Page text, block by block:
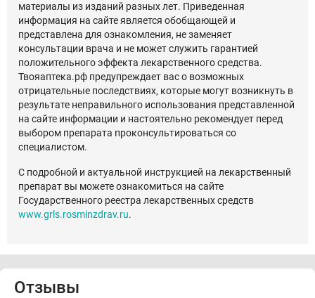
материалы из изданий разных лет. Приведенная
информация на сайте является обобщающей и
представлена для ознакомления, не заменяет
консультации врача и не может служить гарантией
положительного эффекта лекарственного средства.
Твояаптека.рф предупреждает вас о возможных
отрицательные последствиях, которые могут возникнуть в
результате неправильного использования представленной
на сайте информации и настоятельно рекомендует перед
выбором препарата проконсультироваться со
специалистом.
С подробной и актуальной инструкцией на лекарственный
препарат вы можете ознакомиться на сайте
Государственного реестра лекарственных средств
www.grls.rosminzdrav.ru.
Отзывы